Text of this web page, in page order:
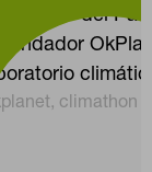
del
climathon